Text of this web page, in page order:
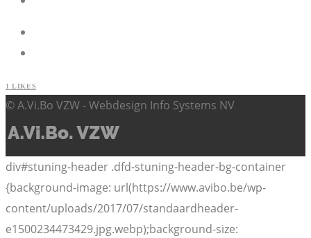
1 LIKES
© A.Vi.Bo VZW - Webdesign Info Systems NV
div#stuning-header .dfd-stuning-header-bg-container
{background-image: url(https://www.avibo.be/wp-
content/uploads/2017/07/standaardheader-
e1500234473429.jpg.webp);background-size: